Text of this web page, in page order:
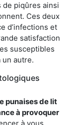
de piqûres ainsi
Ces deux
d’infections et
satisfaction
susceptibles
un autre.
punaises de lit
à provoquer